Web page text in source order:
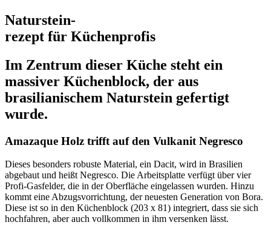
Naturstein-
rezept für Küchenprofis
Im Zentrum dieser Küche steht ein
massiver Küchenblock, der aus
brasilianischem Naturstein gefertigt
wurde.
Amazaque Holz trifft auf den Vulkanit Negresco
Dieses besonders robuste Material, ein Dacit, wird in Brasilien
abgebaut und heißt Negresco. Die Arbeitsplatte verfügt über vier
Profi-Gasfelder, die in der Oberfläche eingelassen wurden. Hinzu
kommt eine Abzugsvorrichtung, der neuesten Generation von Bora.
Diese ist so in den Küchenblock (203 x 81) integriert, dass sie sich
hochfahren, aber auch vollkommen in ihm versenken lässt.